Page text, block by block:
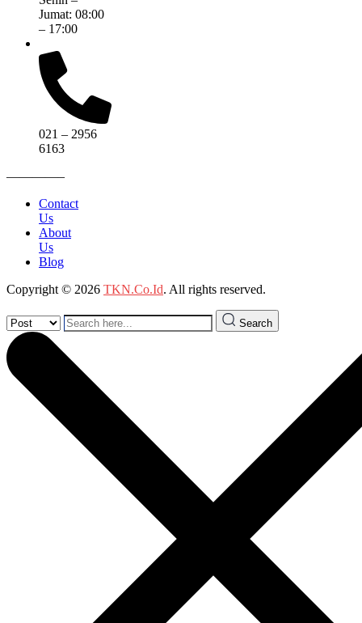
Jumat: 08:00
– 17:00
021 – 2956
6163
————–
Contact
Us
About
Us
Blog
Copyright © 2026 TKN.Co.Id. All rights reserved.
Search